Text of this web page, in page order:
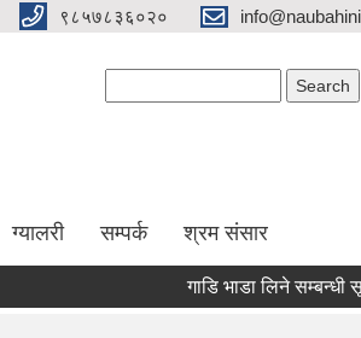
९८५७८३६०२०
ग्यालरी सम्पर्क श्रम संसार
गाडि भाडा लिने सम्बन्धी सूचना